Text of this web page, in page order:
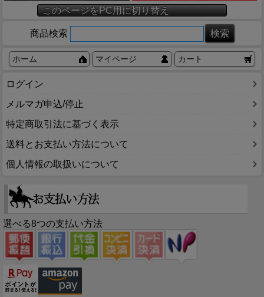
このページをPC用に切り替え
商品検索
ホーム マイページ カート
ログイン
メルマガ申込/停止
特定商取引法に基づく表示
送料とお支払い方法について
個人情報の取扱いについて
選べる8つの支払い方法